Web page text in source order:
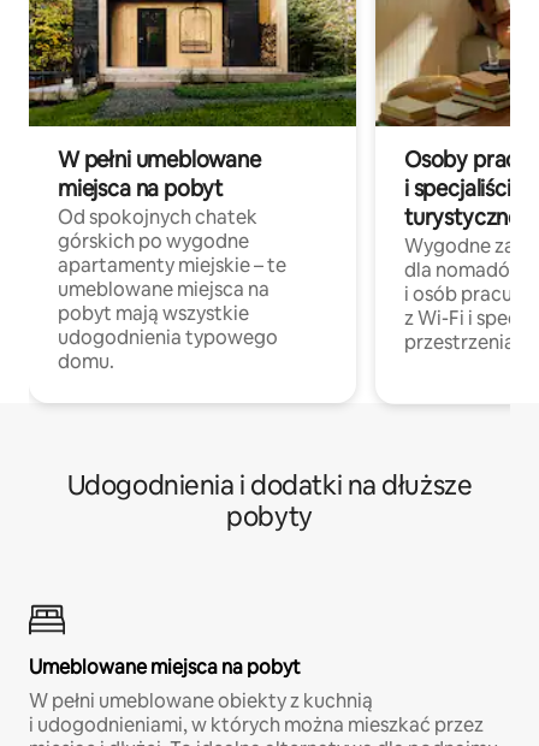
W pełni umeblowane
miejsca na pobyt
Od spokojnych chatek
górskich po wygodne
apartamenty miejskie – te
umeblowane miejsca na
pobyt mają wszystkie
udogodnienia typowego
domu.
Osoby
i specjaliści z
turystycznej
Wygodne
dla nomadów
i osób
z Wi-Fi i
przestrzenią
Udogodnienia i dodatki na dłuższe
pobyty
Umeblowane miejsca na pobyt
W pełni umeblowane obiekty z kuchnią
i udogodnieniami, w których można mieszkać przez